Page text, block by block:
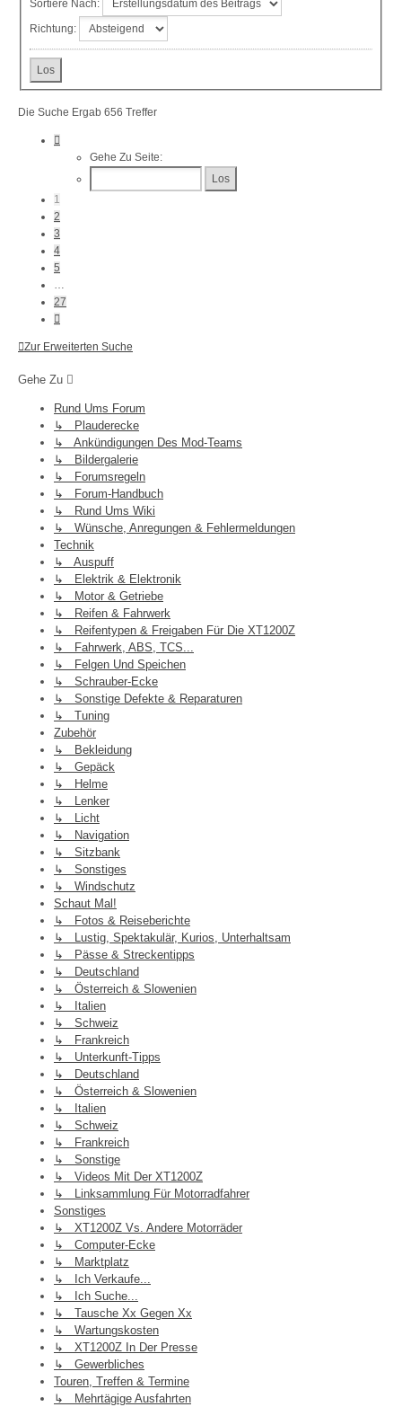
Sortiere Nach:
Richtung:
Die Suche Ergab 656 Treffer
Gehe Zu Seite:
1
2
3
4
5
…
27
Zur Erweiterten Suche
Gehe Zu
Rund Ums Forum
↳ Plauderecke
↳ Ankündigungen Des Mod-Teams
↳ Bildergalerie
↳ Forumsregeln
↳ Forum-Handbuch
↳ Rund Ums Wiki
↳ Wünsche, Anregungen & Fehlermeldungen
Technik
↳ Auspuff
↳ Elektrik & Elektronik
↳ Motor & Getriebe
↳ Reifen & Fahrwerk
↳ Reifentypen & Freigaben Für Die XT1200Z
↳ Fahrwerk, ABS, TCS...
↳ Felgen Und Speichen
↳ Schrauber-Ecke
↳ Sonstige Defekte & Reparaturen
↳ Tuning
Zubehör
↳ Bekleidung
↳ Gepäck
↳ Helme
↳ Lenker
↳ Licht
↳ Navigation
↳ Sitzbank
↳ Sonstiges
↳ Windschutz
Schaut Mal!
↳ Fotos & Reiseberichte
↳ Lustig, Spektakulär, Kurios, Unterhaltsam
↳ Pässe & Streckentipps
↳ Deutschland
↳ Österreich & Slowenien
↳ Italien
↳ Schweiz
↳ Frankreich
↳ Unterkunft-Tipps
↳ Deutschland
↳ Österreich & Slowenien
↳ Italien
↳ Schweiz
↳ Frankreich
↳ Sonstige
↳ Videos Mit Der XT1200Z
↳ Linksammlung Für Motorradfahrer
Sonstiges
↳ XT1200Z Vs. Andere Motorräder
↳ Computer-Ecke
↳ Marktplatz
↳ Ich Verkaufe...
↳ Ich Suche...
↳ Tausche Xx Gegen Xx
↳ Wartungskosten
↳ XT1200Z In Der Presse
↳ Gewerbliches
Touren, Treffen & Termine
↳ Mehrtägige Ausfahrten